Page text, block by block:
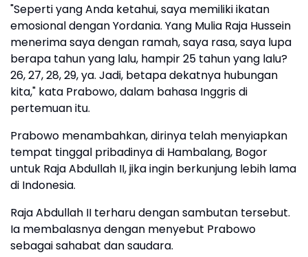
"Seperti yang Anda ketahui, saya memiliki ikatan
emosional dengan Yordania. Yang Mulia Raja Hussein
menerima saya dengan ramah, saya rasa, saya lupa
berapa tahun yang lalu, hampir 25 tahun yang lalu?
26, 27, 28, 29, ya. Jadi, betapa dekatnya hubungan
kita," kata Prabowo, dalam bahasa Inggris di
pertemuan itu.
Prabowo menambahkan, dirinya telah menyiapkan
tempat tinggal pribadinya di Hambalang, Bogor
untuk Raja Abdullah II, jika ingin berkunjung lebih lama
di Indonesia.
Raja Abdullah II terharu dengan sambutan tersebut.
Ia membalasnya dengan menyebut Prabowo
sebagai sahabat dan saudara.